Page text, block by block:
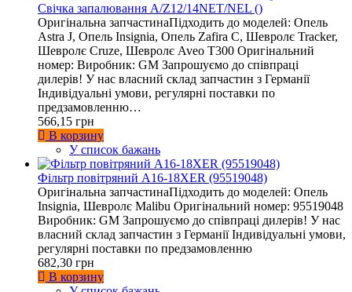
Свічка запалювання A/Z12/14NET/NEL ()
Оригінальна запчастинаПідходить до моделей: Опель
Astra J, Опель Insignia, Опель Zafira C, Шевролє Tracker,
Шевролє Cruze, Шевролє Aveo T300 Оригінальний
номер: Виробник: GM Запрошуємо до співпраці
дилерів! У нас власний склад запчастин з Германії
Індивідуальні умови, регулярні поставки по
предзамовленню…
566,15 грн
В корзину
У список бажань
Фільтр повітряний A16-18XER (95519048)
Оригінальна запчастинаПідходить до моделей: Опель
Insignia, Шевролє Malibu Оригінальний номер: 95519048
Виробник: GM Запрошуємо до співпраці дилерів! У нас
власний склад запчастин з Германії Індивідуальні умови,
регулярні поставки по предзамовленню
682,30 грн
В корзину